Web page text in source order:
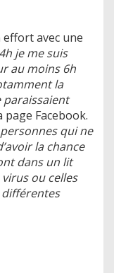
avec une
je me suis
au moins 6h
la
Facebook.
qui ne
la chance
dans un lit
ou celles